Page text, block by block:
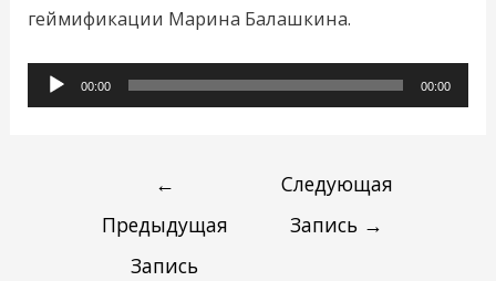
геймификации Марина Балашкина.
Аудиоплеер
00:00 00:00
←
Предыдущая
Запись
Следующая
Запись →